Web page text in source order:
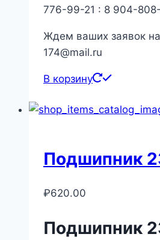
776-99-21 : 8 904-
Ждем ваших заявок
174@mail.ru
В корзину
Подшипник
₽620.00
Подшипник